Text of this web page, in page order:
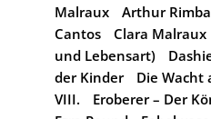
Malraux
Arthur
Cantos
Clara Malraux
und Lebensart)
der Kinder
Die Wacht
VIII.
Eroberer – Der